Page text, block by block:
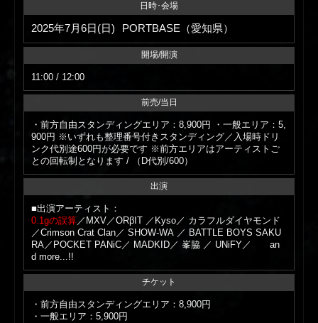
09月
日時･会場
2025年7月6日(日) PORTBASE（愛知県）
開場/開演
11:00 / 12:00
前売/当日
・前方自由スタンディングエリア：8,900円 ・一般エリア：5,
900円 ※いずれも整理番号付きスタンディング／入場時ドリ
ンク代別途600円が必要です ※前方エリアはアーティストご
との回転制となります / （D代別/600）
出演
■出演アーティスト：
0.1gの誤算／MXV／ORβIT ／Kyso／ カラフルダイヤモンド
／Crimson Crat Clan／ SHOW-WA ／ BATTLE BOYS SAKU
RA／POCKET PANiC／ MADKID／ 峯脇 ／ UNiFY／ an
d more...!!
チケット
・前方自由スタンディングエリア：8,900円
・一般エリア：5,900円